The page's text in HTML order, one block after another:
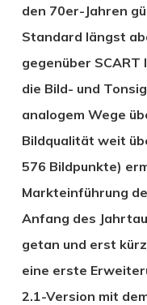
den 70er-Jahren
Standard längst
gegenüber SCART
die Bild- und
analogem Wege
Bildqualität weit
576 Bildpunkte)
Markteinführung
Anfang des
getan und erst
eine erste
2.1-Version mit